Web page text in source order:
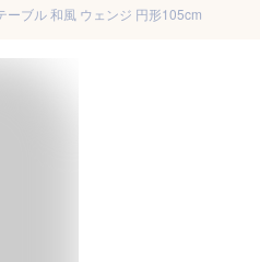
ーブル 和風 ウェンジ 円形105cm